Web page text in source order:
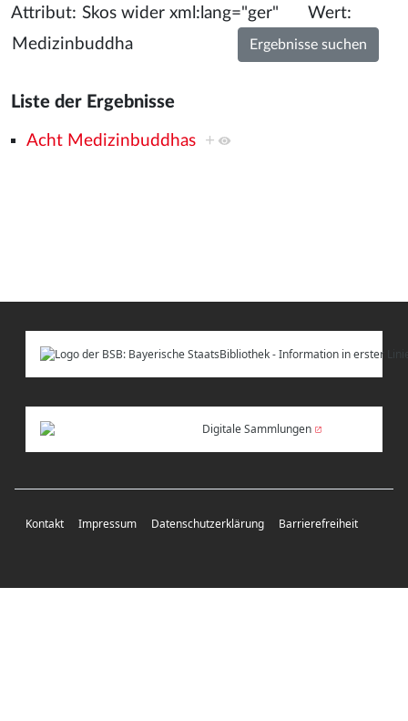
Attribut: Wert:
Liste der Ergebnisse
Acht Medizinbuddhas +
Digitale Sammlungen
Kontakt Impressum Datenschutzerklärung Barrierefreiheit